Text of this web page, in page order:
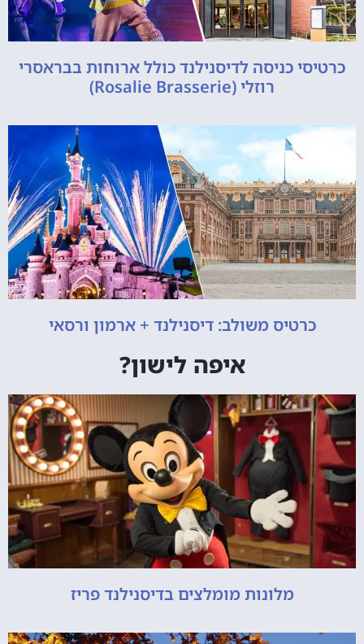
כרטיסי כניסה לדיסנילנד כולל ארוחות בבראסרי
רוזלי (Rosalie Brasserie)
כרטיס משולב: דיסנילנד + ארמון ורסאי
איפה לישון?
מלונות מומלצים בדיסנילנד פריז